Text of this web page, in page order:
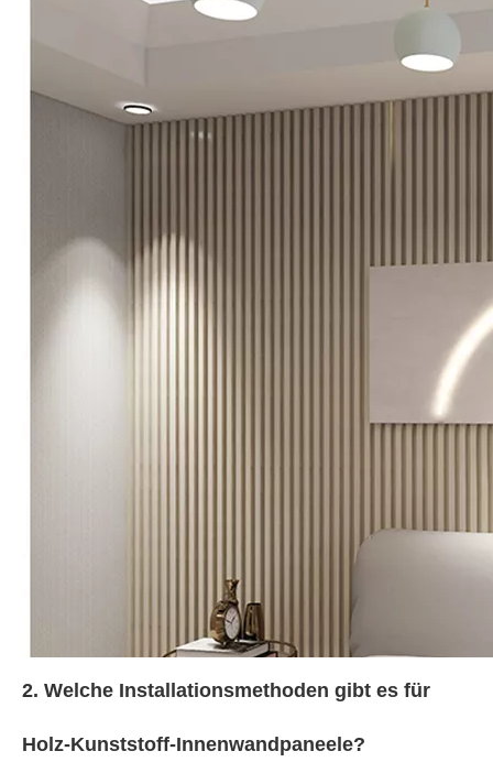
2. Welche Installationsmethoden gibt es für
Holz-Kunststoff-Innenwandpaneele?